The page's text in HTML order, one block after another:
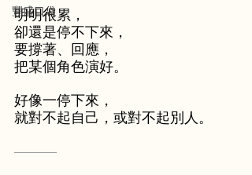
豐盛口袋
明明很累，
卻還是停不下來，
要撐著、回應，
把某個角色演好。
好像一停下來，
就對不起自己，或對不起別人。
———